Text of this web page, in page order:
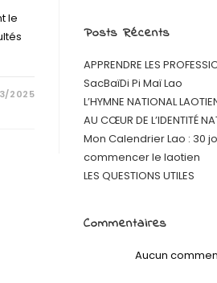
le
2025
Posts Récents
APPRENDRE LES
SacBaïDi Pi Maï Lao
L’HYMNE NATIONAL
AU CŒUR DE L’IDENTITÉ
Mon Calendrier Lao : 30
commencer le laotien
LES QUESTIONS UTILES
Commentaires
Aucun